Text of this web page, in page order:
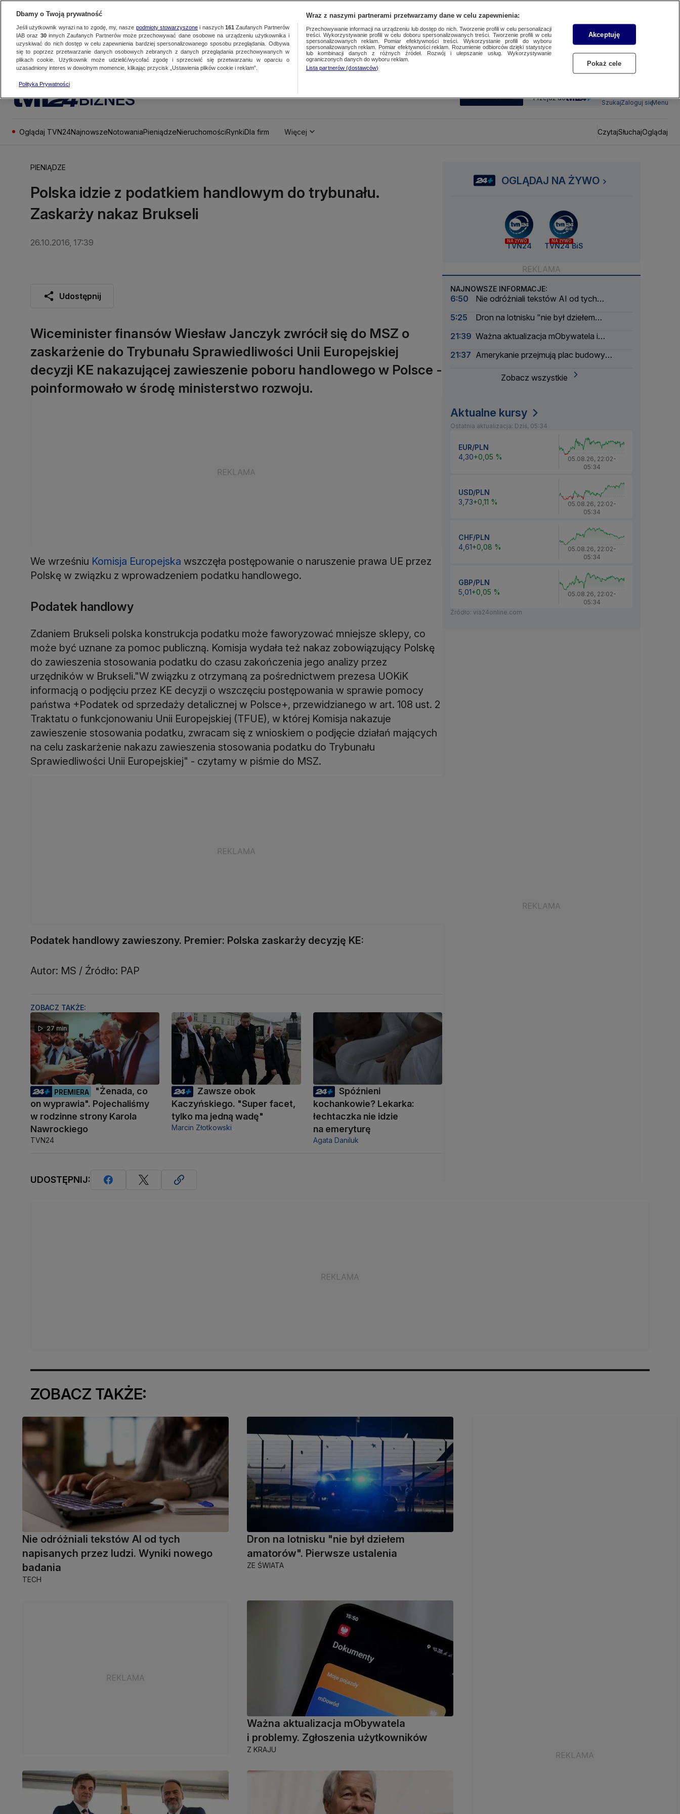
BIZNES SUBSKRYBUJ Przejdź do
SzukajZaloguj sięMenu
Oglądaj TVN24NajnowszeNotowaniaPieniądzeNieruchomościRynkiDla firm Więcej CzytajSłuchajOglądaj
PIENIĄDZE
Polska idzie z podatkiem handlowym do trybunału.
Zaskarży nakaz Brukseli
26.10.2016, 17:39
Udostępnij
Wiceminister finansów Wiesław Janczyk zwrócił się do MSZ o
zaskarżenie do Trybunału Sprawiedliwości Unii Europejskiej
decyzji KE nakazującej zawieszenie poboru handlowego w Polsce -
poinformowało w środę ministerstwo rozwoju.
We wrześniu Komisja Europejska wszczęła postępowanie o naruszenie prawa UE przez
Polskę w związku z wprowadzeniem podatku handlowego.
Podatek handlowy
Zdaniem Brukseli polska konstrukcja podatku może faworyzować mniejsze sklepy, co
może być uznane za pomoc publiczną. Komisja wydała też nakaz zobowiązujący Polskę
do zawieszenia stosowania podatku do czasu zakończenia jego analizy przez
urzędników w Brukseli."W związku z otrzymaną za pośrednictwem prezesa UOKiK
informacją o podjęciu przez KE decyzji o wszczęciu postępowania w sprawie pomocy
państwa +Podatek od sprzedaży detalicznej w Polsce+, przewidzianego w art. 108 ust. 2
Traktatu o funkcjonowaniu Unii Europejskiej (TFUE), w której Komisja nakazuje
zawieszenie stosowania podatku, zwracam się z wnioskiem o podjęcie działań mających
na celu zaskarżenie nakazu zawieszenia stosowania podatku do Trybunału
Sprawiedliwości Unii Europejskiej" - czytamy w piśmie do MSZ.
Podatek handlowy zawieszony. Premier: Polska zaskarży decyzję KE:
Autor: MS / Źródło: PAP
ZOBACZ TAKŻE:
27 min
PREMIERA
"Żenada, co
on wyprawia". Pojechaliśmy
w rodzinne strony Karola
Nawrockiego
TVN24
Zawsze obok
Kaczyńskiego. "Super facet,
tylko ma jedną wadę"
Marcin Złotkowski
Spóźnieni
kochankowie? Lekarka:
łechtaczka nie idzie
na emeryturę
Agata Daniluk
UDOSTĘPNIJ:
OGLĄDAJ NA ŻYWO
NA ŻYWO
TVN24
NA ŻYWO
TVN24 BiS
NAJNOWSZE INFORMACJE:
6:50
Nie odróżniali tekstów AI od tych
5:25
Dron na lotnisku "nie był dziełem
21:39 Ważna aktualizacja mObywatela i
21:37 Amerykanie przejmują plac budowy
Zobacz wszystkie
Aktualne kursy
Ostatnia aktualizacja: Dziś, 05:34
EUR/PLN
4,30+0,05 % 05.08.26, 22:02-
05:34
USD/PLN
3,73+0,11 % 05.08.26, 22:02-
05:34
CHF/PLN
4,61+0,08 % 05.08.26, 22:02-
05:34
GBP/PLN
5,01+0,05 % 05.08.26, 22:02-
05:34
Źródło: via24online.com
ZOBACZ TAKŻE:
Nie odróżniali tekstów AI od tych
napisanych przez ludzi. Wyniki nowego
badania
TECH
Dron na lotnisku "nie był dziełem
amatorów". Pierwsze ustalenia
ZE ŚWIATA
Ważna aktualizacja mObywatela
i problemy. Zgłoszenia użytkowników
Z KRAJU
Dbamy o Twoją prywatność
Jeśli użytkownik wyrazi na to zgodę, my, nasze podmioty stowarzyszonei naszych 161 Zaufanych Partnerów
IAB oraz 30innych Zaufanych Partnerów może przechowywać dane osobowe na urządzeniu użytkownika i
uzyskiwać do nich dostęp w celu zapewnienia bardziej spersonalizowanego sposobu przeglądania. Odbywa
się to poprzez przetwarzanie danych osobowych zebranych z danych przeglądania przechowywanych w
plikach cookie. Użytkownik może udzielić/wycofać zgodę i sprzeciwić się przetwarzaniu w oparciu o
uzasadniony interes w dowolnym momencie, klikając przycisk „Ustawienia plików cookie i reklam”.
Polityka Prywatności
Wraz z naszymi partnerami przetwarzamy dane w celu zapewnienia:
Przechowywanie informacji na urządzeniu lub dostęp do nich. Tworzenie profili w celu personalizacji
treści. Wykorzystywanie profili w celu doboru spersonalizowanych treści. Tworzenie profili w celu
spersonalizowanych reklam. Pomiar efektywności treści. Wykorzystanie profili do wyboru
spersonalizowanych reklam. Pomiar efektywności reklam. Rozumienie odbiorców dzięki statystyce
lub kombinacji danych z różnych źródeł. Rozwój i ulepszanie usług. Wykorzystywanie
ograniczonych danych do wyboru reklam.
Lista partnerów (dostawców)
Akceptuję
Pokaż cele